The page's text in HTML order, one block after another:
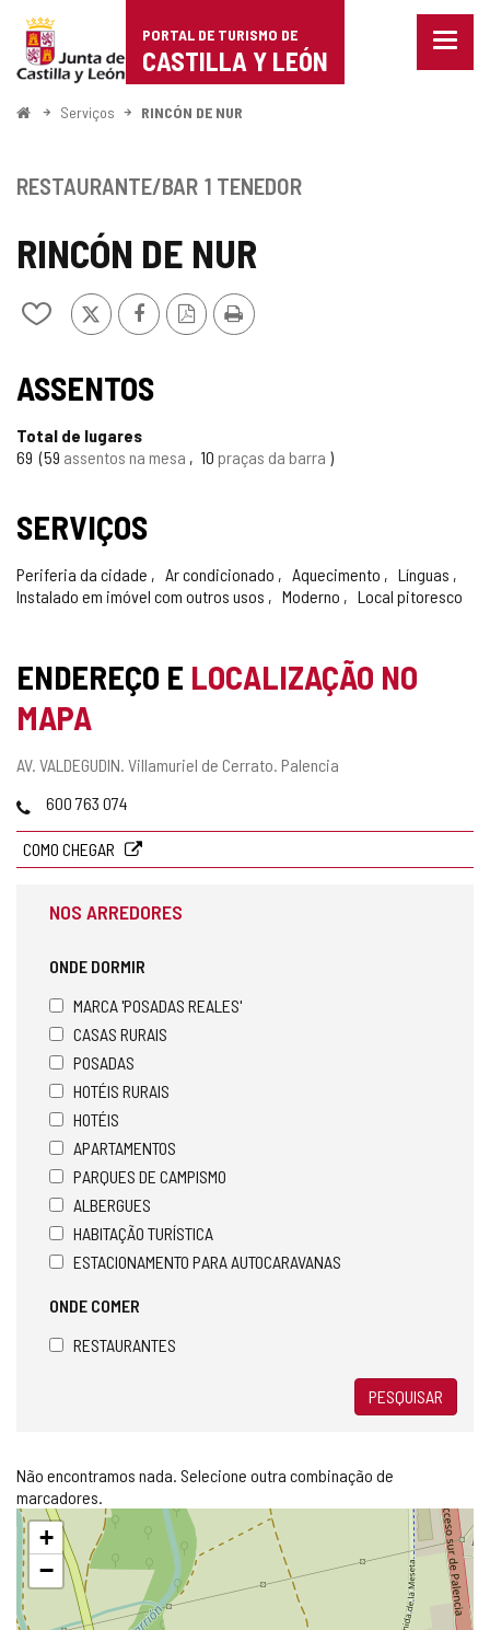
Portal
de
Turismo
Castilla
León
PORTAL DE TURISMO DE
CASTILLA Y LEÓN
Menu
ComeçoServiços RINCÓN DE NUR
RINCÓN DE NUR
Adicionar
de
meus
x FacebookVersão
PDF
Imprimir
RESTAURANTE/BAR 1 TENEDOR
ASSENTOS
Total de lugares
69 59 assentos na mesa 10 praças da barra
SERVIÇOS
Periferia da cidade Ar condicionado Aquecimento
Línguas
Instalado em imóvel com outros usos
Moderno Local pitoresco
ENDEREÇO E LOCALIZAÇÃO NO
MAPA
Endereço
AV. VALDEGUDIN. Villamuriel de Cerrato. Palencia
Telefones
600 763 074
COMO CHEGAR
NOS ARREDORES
ONDE DORMIR
MARCA 'POSADAS REALES'
CASAS RURAIS
POSADAS
HOTÉIS RURAIS
HOTÉIS
APARTAMENTOS
PARQUES DE CAMPISMO
ALBERGUES
HABITAÇÃO TURÍSTICA
ESTACIONAMENTO PARA AUTOCARAVANAS
ONDE COMER
RESTAURANTES
PESQUISAR
Não encontramos nada. Selecione outra combinação de
marcadores.
Pular
mapa
+
−